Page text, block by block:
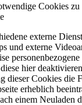
Cookies
externe
und externe
hier
dieser Cookies die
erheblich
einem Neuladen